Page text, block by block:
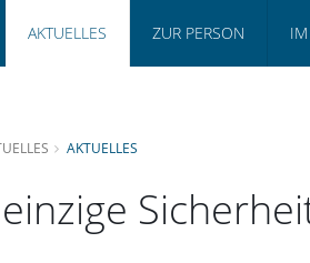
AKTUELLES ZUR PERSON
AKTUELLES